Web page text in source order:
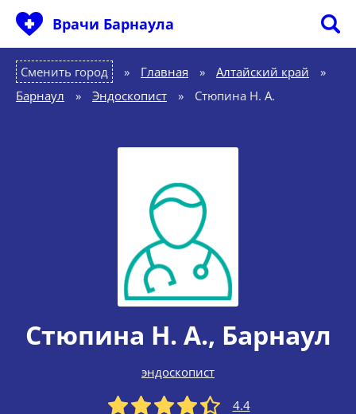
Врачи Барнаула
Сменить город Главная » Алтайский край
»
Барнаул
» Эндоскопист » Стюпина Н. А.
Стюпина Н. А., Барнаул
эндоскопист
4.4